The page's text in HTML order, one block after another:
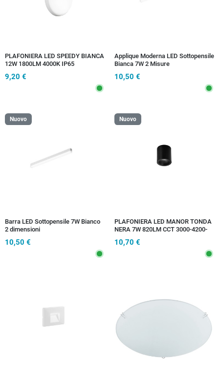
PLAFONIERA LED SPEEDY BIANCA
12W 1800LM 4000K IP65
9,20 €
Applique Moderna LED Sottopensile
Bianca 7W 2 Misure
10,50 €
Nuovo
Barra LED Sottopensile 7W Bianco
2 dimensioni
10,50 €
Nuovo
PLAFONIERA LED MANOR TONDA
NERA 7W 820LM CCT 3000-4200-
10,70 €